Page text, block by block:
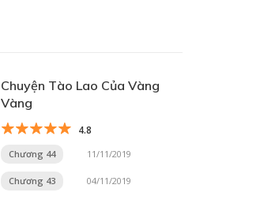
Chuyện Tào Lao Của Vàng
Vàng
4.8
Chương 44 11/11/2019
Chương 43 04/11/2019